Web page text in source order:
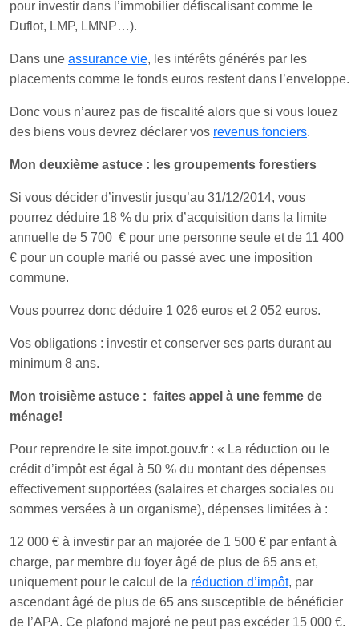
pour investir dans l’immobilier défiscalisant comme le
Duflot, LMP, LMNP…).
Dans une assurance vie, les intérêts générés par les
placements comme le fonds euros restent dans l’enveloppe.
Donc vous n’aurez pas de fiscalité alors que si vous louez
des biens vous devrez déclarer vos revenus fonciers.
Mon deuxième astuce : les groupements forestiers
Si vous décider d’investir jusqu’au 31/12/2014, vous
pourrez déduire 18 % du prix d’acquisition dans la limite
annuelle de 5 700 € pour une personne seule et de 11 400
€ pour un couple marié ou passé avec une imposition
commune.
Vous pourrez donc déduire 1 026 euros et 2 052 euros.
Vos obligations : investir et conserver ses parts durant au
minimum 8 ans.
Mon troisième astuce : faites appel à une femme de
ménage!
Pour reprendre le site impot.gouv.fr : « La réduction ou le
crédit d’impôt est égal à 50 % du montant des dépenses
effectivement supportées (salaires et charges sociales ou
sommes versées à un organisme), dépenses limitées à :
12 000 € à investir par an majorée de 1 500 € par enfant à
charge, par membre du foyer âgé de plus de 65 ans et,
uniquement pour le calcul de la réduction d’impôt, par
ascendant âgé de plus de 65 ans susceptible de bénéficier
de l’APA. Ce plafond majoré ne peut pas excéder 15 000 €.